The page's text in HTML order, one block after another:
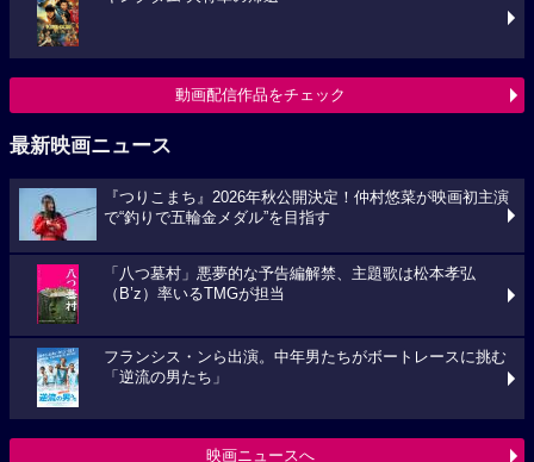
動画配信作品をチェック
最新映画ニュース
『つりこまち』2026年秋公開決定！仲村悠菜が映画初主演
で“釣りで五輪金メダル”を目指す
「八つ墓村」悪夢的な予告編解禁、主題歌は松本孝弘
（B’z）率いるTMGが担当
フランシス・ンら出演。中年男たちがボートレースに挑む
「逆流の男たち」
映画ニュースへ